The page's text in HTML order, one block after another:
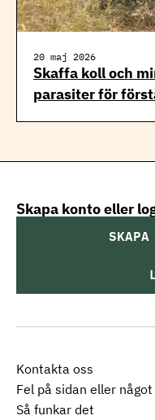
20 maj 2026
Skaffa koll och
parasiter för
Kontakta oss
Fel på sidan eller
Så funkar det
Skapa konto eller